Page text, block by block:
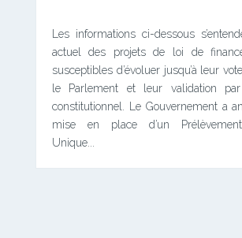
Les informations ci-dessous
actuel des projets de loi de
susceptibles d’évoluer jusqu’à leur
le Parlement et leur validation
constitutionnel. Le Gouvernement a
mise en place d’un
Unique...